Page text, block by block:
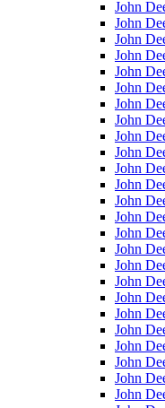
John
John
John
John
John
John
John
John
John
John
John
John
John
John
John
John
John
John
John
John
John
John
John
John
John